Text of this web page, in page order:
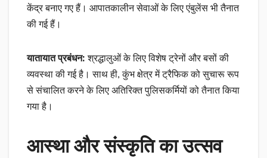
केंद्र बनाए गए हैं। आपातकालीन सेवाओं के लिए एंबुलेंस भी तैनात
की गई हैं।
यातायात प्रबंधन:श्रद्धालुओं के लिए विशेष ट्रेनों और बसों की
व्यवस्था की गई है। साथ ही, कुंभ क्षेत्र में ट्रैफिक को सुचारू रूप
से संचालित करने के लिए अतिरिक्त पुलिसकर्मियों को तैनात किया
गया है।
आस्था और संस्कृति का उत्सव